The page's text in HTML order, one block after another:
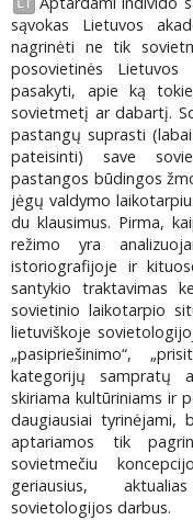
LT
sąvokas Lietuvos
nagrinėti ne tik
posovietinės
pasakyti, apie ką
sovietmetį ar dabartį.
pastangų suprasti
pateisinti) save
pastangos būdingos
jėgų valdymo
du klausimus. Pirma,
režimo yra
istoriografijoje ir
santykio traktavimas
sovietinio laikotarpio
lietuviškoje
„pasipriešinimo“,
kategorijų sampratų
skiriama kultūriniams ir
daugiausiai tyrinėjami,
aptariamos tik
sovietmečiu
geriausius,
sovietologijos darbus.